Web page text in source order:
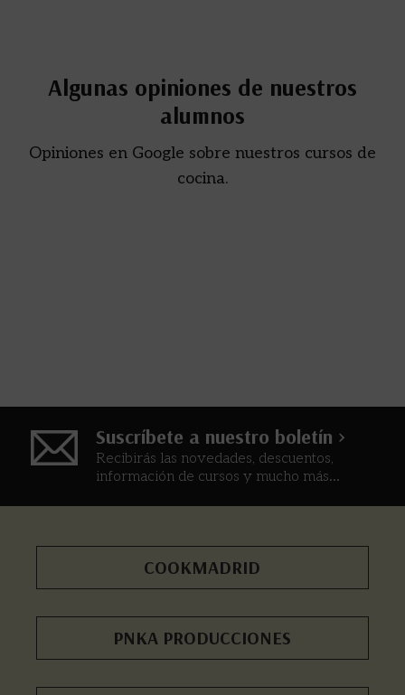
Algunas opiniones de nuestros
alumnos
Opiniones en Google sobre nuestros cursos de
cocina.
Suscríbete a nuestro boletín >
Recibirás las novedades, descuentos,
información de cursos y mucho más...
COOKMADRID
PNKA PRODUCCIONES